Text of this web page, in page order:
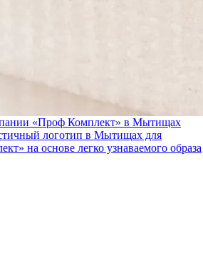
«Проф Комплект» в Мытищах
логотип в Мытищах для
на основе легко узнаваемого образа